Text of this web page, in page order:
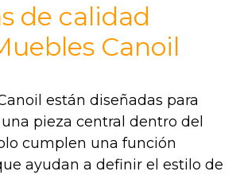
de calidad
Canoil
están diseñadas para
pieza central dentro del
cumplen una función
ayudan a definir el estilo de